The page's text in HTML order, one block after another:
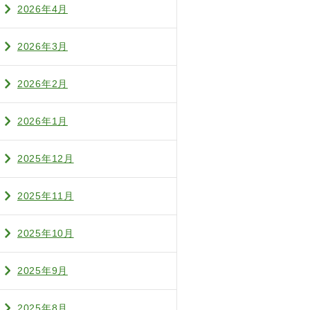
2026年4月
2026年3月
2026年2月
2026年1月
2025年12月
2025年11月
2025年10月
2025年9月